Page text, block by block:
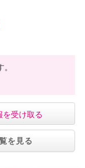
を受け取る
を見る